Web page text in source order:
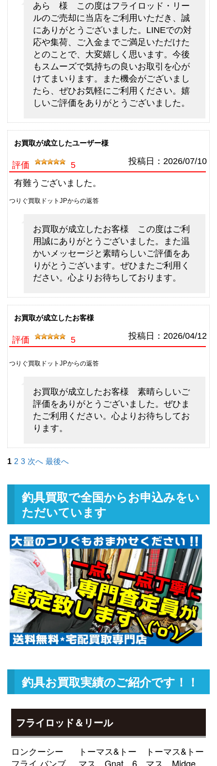
釣具買取クーポン g-
turi20260607（2026/06/30迄）
シマノ 電動リール 26 ビーストマ
スター 1000 未使用
釣具買取クーポン g-
turi20260608
（2026/06/30迄）
63,000円
2026/06/06
シマノ 電動リール 20 ビーストマ
スター MD 3000 未使用
釣具買取クーポン g-
turi20260609（2026/06/30迄）
61,500円
2026/06/06
シマノ 電動リール 21 ビーストマ
スター 3000EJ 未使用
釣具買取クーポン
turi20260610（2026/06/30迄）
60,000円
シマノ フライロッド アスキス
J1508 未使用
釣具買取クーポン
g-
シマノ フライロッド アスキス
J1408 未使用
釣具買取クーポンg-
turi20260502 （2026/05/31迄）
36,000円
2026/05/02
シマノ フライロッド フリースト
ーン LD-S 9025 未使用
釣具買取クーポン g-
turi20260503（2026/05/31迄）
15,000円
2026/05/02
シマノ フライロッド リーストー
ン LD-S 9028 ＃8 9’2” 未使用
turi20260504 （2026/05/31迄）
13,500円
2026/05/02
ーン 7063 ＃3 7’6” 未使用
釣具買取クーポンg-
turi20260505 （2026/05/31迄）
2026/05/02
ダイワ ベイトリール TDジリオン
使用
釣具買取クーポン
ダイワ ベイトリール ジリオン
TW HD 1520SHL 左 未使用
釣具買取クーポン g-
33,000円
2026/05/02
ダイワ ベイトリール ジリオン
TW HD 1520XHL 未使用
釣具買取クーポンg-
turi20260508（2026/05/31迄）
25,500円
2026/05/02
ダイワ ベイトリール ジリオン リ
ミテッド 6.3L Jドリーム 左 未使
用
釣具買取クーポン g-
turi20260509（2026/05/31迄）
22,500円
2026/05/02
釣具買取クーポンg-
turi20260510（2026/05/31迄）
魚探 未使用
釣具買取クーポンturi20260404-
01（2026/04/30迄）
あら 様 この度はフライロッド・リー
ルのご売却に当店をご利用いただき、誠
にありがとうございました。LINEでの対
応や集荷、ご入金までご満足いただけた
とのことで、大変嬉しく思います。今後
もスムーズで気持ちの良いお取引を心が
けてまいります。また機会がございまし
たら、ぜひお気軽にご利用ください。嬉
しいご評価をありがとうございました。
お買取が成立したユーザー様
評価 5 投稿日： 2026/07/10
有難うございました。
つりぐ買取ドットJPからの返答
お買取が成立したお客様 この度はご利
用誠にありがとうございました。また温
かいメッセージと素晴らしいご評価をあ
りがとうございます。ぜひまたご利用く
ださい。心よりお待ちしております。
お買取が成立したお客様
評価 5 投稿日： 2026/04/12
つりぐ買取ドットJPからの返答
お買取が成立したお客様 素晴らしいご
評価をありがとうございました。ぜひま
たご利用ください。心よりお待ちしてお
ります。
1 2 3 次へ 最後へ
釣具買取で全国からお申込みをい
ただいています
釣具お買取実績のご紹介です！！
フライロッド＆リール
ロンクーシー
フライ バンブ
トーマス&トー
マス Gnat 6
トーマス&トー
マス Midge